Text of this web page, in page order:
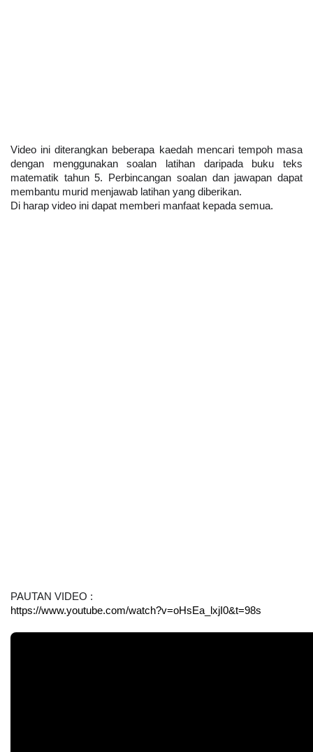
Video ini diterangkan beberapa kaedah mencari tempoh masa
dengan menggunakan soalan latihan daripada buku teks
matematik tahun 5. Perbincangan soalan dan jawapan dapat
membantu murid menjawab latihan yang diberikan.
Di harap video ini dapat memberi manfaat kepada semua.
PAUTAN VIDEO :
https://www.youtube.com/watch?v=oHsEa_lxjI0&t=98s